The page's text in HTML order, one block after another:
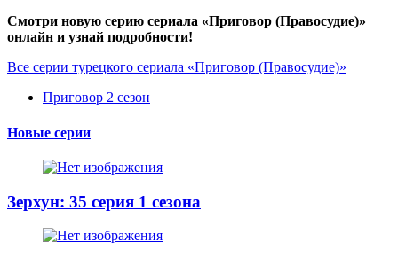
Смотри новую серию сериала «Приговор (Правосудие)»
онлайн и узнай подробности!
Все серии турецкого сериала «Приговор (Правосудие)»
Приговор 2 сезон
Новые серии
Зерхун: 35 серия 1 сезона